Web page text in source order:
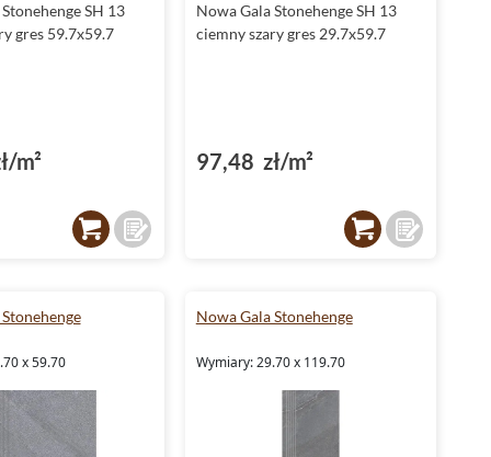
SH 13
gres 59.7x59.7
m²
Nowa Gala Stonehenge SH 13
ciemny szary gres 29.7x59.7
97,48 zł/m²
x 59.70
Nowa Gala Stonehenge
Wymiary: 29.70 x 119.70